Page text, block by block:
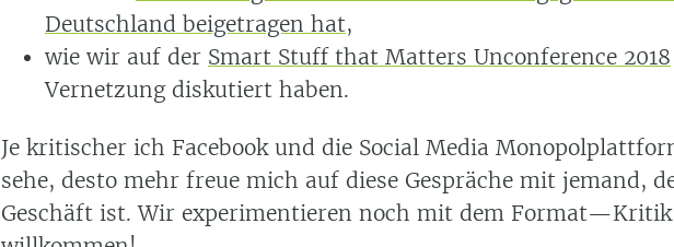
Deutschland beigetragen hat,
wie wir auf der Smart Stuff that Matters Unconference 2018
Vernetzung diskutiert haben.
Je kritischer ich Facebook und die Social Media
sehe, desto mehr freue mich auf diese Gespräche mit jemand,
Geschäft ist. Wir experimentieren noch mit dem